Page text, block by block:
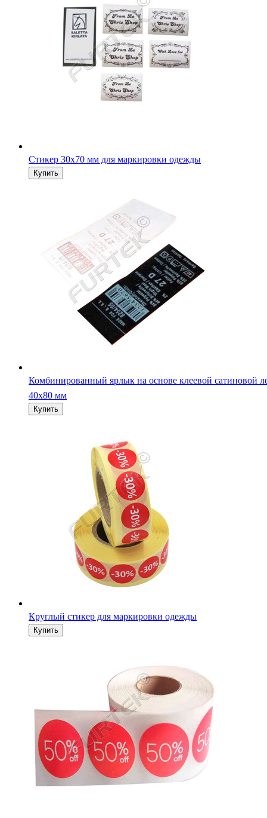
Стикер 30х70 мм для маркировки одежды
Комбинированный ярлык на основе клеевой сатиновой
40х80 мм
Круглый стикер для маркировки одежды